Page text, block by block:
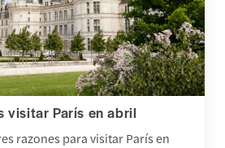
visitar París en abril
razones para visitar París en